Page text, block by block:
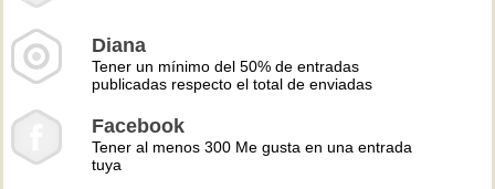
Diana
Tener un mínimo del 50% de entradas
publicadas respecto el total de enviadas
Facebook
Tener al menos 300 Me gusta en una entrada
tuya